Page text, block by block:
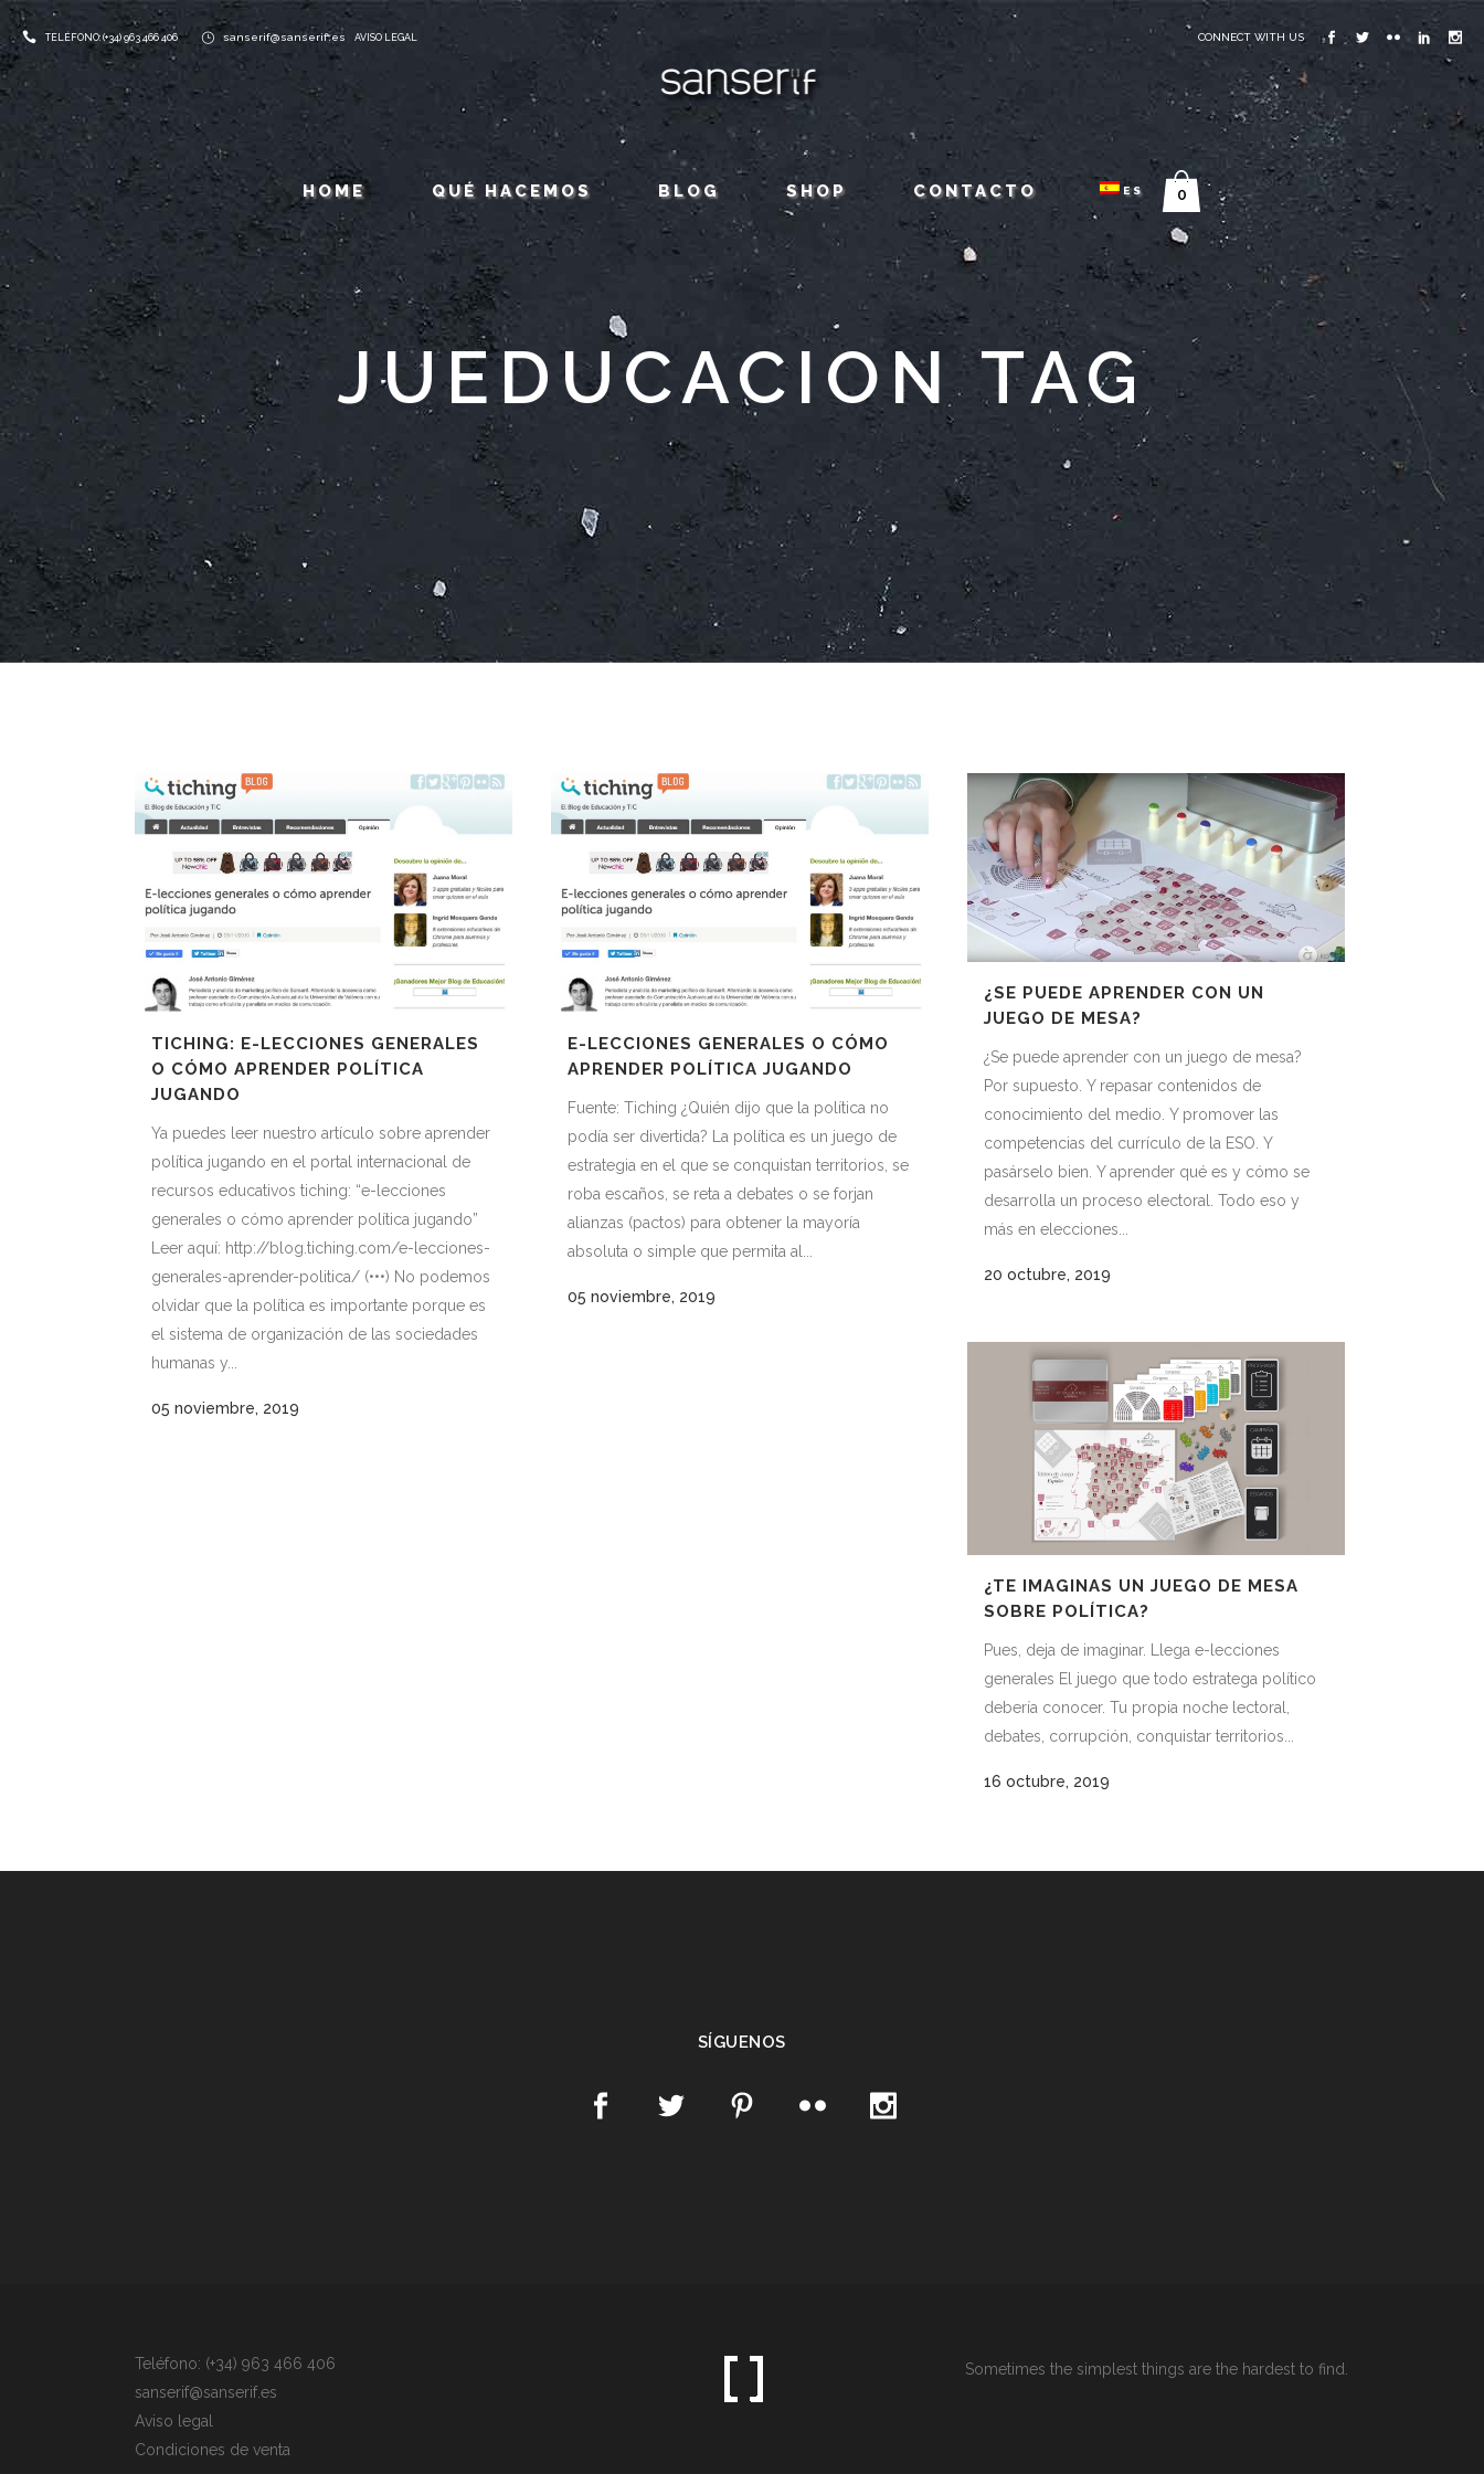
TELÉFONO: (+34) 963 466 406 sanserif@sanserif.es AVISO LEGAL CONNECT WITH US
HOME QUÉ HACEMOS BLOG SHOP CONTACTO ES 0
JUEDUCACION TAG
TICHING: E-LECCIONES GENERALES
O CÓMO APRENDER POLÍTICA
JUGANDO
Ya puedes leer nuestro artículo sobre aprender
política jugando en el portal internacional de
recursos educativos tiching: “e-lecciones
generales o cómo aprender política jugando”
Leer aquí: http://blog.tiching.com/e-lecciones-
generales-aprender-politica/ (•••) No podemos
olvidar que la política es importante porque es
el sistema de organización de las sociedades
humanas y...
05 noviembre, 2019
E-LECCIONES GENERALES O CÓMO
APRENDER POLÍTICA JUGANDO
Fuente: Tiching ¿Quién dijo que la política no
podía ser divertida? La política es un juego de
estrategia en el que se conquistan territorios, se
roba escaños, se reta a debates o se forjan
alianzas (pactos) para obtener la mayoría
absoluta o simple que permita al...
05 noviembre, 2019
¿SE PUEDE APRENDER CON UN
JUEGO DE MESA?
¿Se puede aprender con un juego de mesa?
Por supuesto. Y repasar contenidos de
conocimiento del medio. Y promover las
competencias del currículo de la ESO. Y
pasárselo bien. Y aprender qué es y cómo se
desarrolla un proceso electoral. Todo eso y
más en elecciones...
20 octubre, 2019
¿TE IMAGINAS UN JUEGO DE MESA
SOBRE POLÍTICA?
Pues, deja de imaginar. Llega e-lecciones
generales El juego que todo estratega político
debería conocer. Tu propia noche lectoral,
debates, corrupción, conquistar territorios...
16 octubre, 2019
SÍGUENOS
Teléfono: (+34) 963 466 406
sanserif@sanserif.es
Aviso legal
Condiciones de venta
Sometimes the simplest things are the hardest to find.